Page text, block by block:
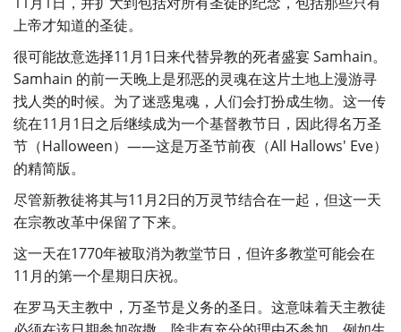
上帝才知道的圣徒。
很可能故意选择11月1日来代替异教的死者盛宴 Samhain。
Samhain 的前一天晚上是邪恶的灵魂在这片土地上漫游寻
找人类的时候。为了迷惑鬼魂，人们会打扮成生物。这一传
统在11月1日之后继续成为一个基督教节日，因此得名万圣
节（Halloween）——这是万圣节前夜（All Hallows' Eve）
的精简版。
尽管新教徒将其与11月2日的万灵节结合在一起，但这一天
在宗教改革中保留了下来。
这一天在1770年被取消为教堂节日，但许多教堂可能会在
11月的第一个星期日庆祝。
在罗马天主教中，万圣节是义务的圣日。这意味着天主教徒